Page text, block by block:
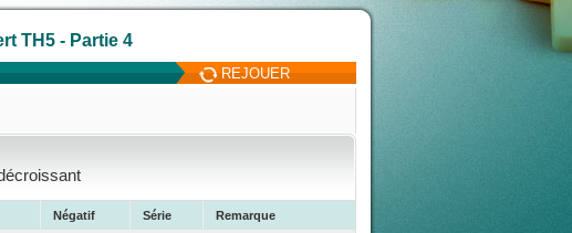
TH5 - Partie 4
REJOUER
Négatif Série Remarque